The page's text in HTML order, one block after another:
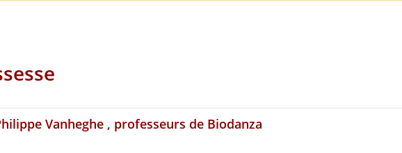
Vanheghe , professeurs de Biodanza